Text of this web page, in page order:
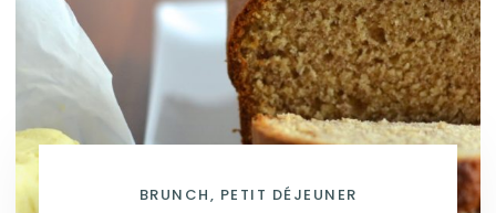
BRUNCH, PETIT DÉJEUNER